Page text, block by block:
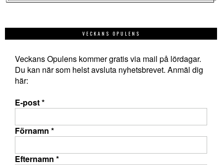
VECKANS OPULENS
Veckans Opulens kommer gratis via mail på lördagar.
Du kan när som helst avsluta nyhetsbrevet. Anmäl dig
här:
E-post*
Förnamn *
Efternamn *